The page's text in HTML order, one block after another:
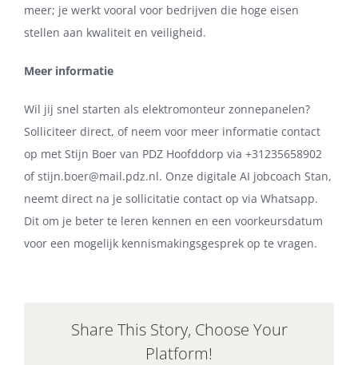
meer; je werkt vooral voor bedrijven die hoge eisen
stellen aan kwaliteit en veiligheid.
Meer informatie
Wil jij snel starten als elektromonteur zonnepanelen?
Solliciteer direct, of neem voor meer informatie contact
op met Stijn Boer van PDZ Hoofddorp via +31235658902
of stijn.boer@mail.pdz.nl. Onze digitale AI jobcoach Stan,
neemt direct na je sollicitatie contact op via Whatsapp.
Dit om je beter te leren kennen en een voorkeursdatum
voor een mogelijk kennismakingsgesprek op te vragen.
Share This Story, Choose Your
Platform!